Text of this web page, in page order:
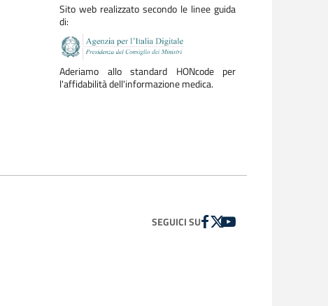
Sito web realizzato secondo le linee guida
di:
Aderiamo allo standard HONcode per
l'affidabilità dell'informazione medica.
SEGUICI SUFACEBOOK
TWITTER
YOUTUBE